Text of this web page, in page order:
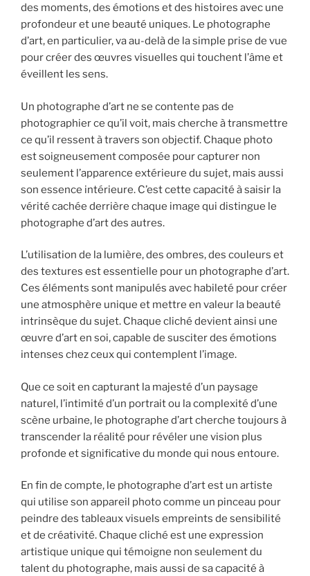
des moments, des émotions et des histoires avec une
profondeur et une beauté uniques. Le photographe
d’art, en particulier, va au-delà de la simple prise de vue
pour créer des œuvres visuelles qui touchent l’âme et
éveillent les sens.
Un photographe d’art ne se contente pas de
photographier ce qu’il voit, mais cherche à transmettre
ce qu’il ressent à travers son objectif. Chaque photo
est soigneusement composée pour capturer non
seulement l’apparence extérieure du sujet, mais aussi
son essence intérieure. C’est cette capacité à saisir la
vérité cachée derrière chaque image qui distingue le
photographe d’art des autres.
L’utilisation de la lumière, des ombres, des couleurs et
des textures est essentielle pour un photographe d’art.
Ces éléments sont manipulés avec habileté pour créer
une atmosphère unique et mettre en valeur la beauté
intrinsèque du sujet. Chaque cliché devient ainsi une
œuvre d’art en soi, capable de susciter des émotions
intenses chez ceux qui contemplent l’image.
Que ce soit en capturant la majesté d’un paysage
naturel, l’intimité d’un portrait ou la complexité d’une
scène urbaine, le photographe d’art cherche toujours à
transcender la réalité pour révéler une vision plus
profonde et significative du monde qui nous entoure.
En fin de compte, le photographe d’art est un artiste
qui utilise son appareil photo comme un pinceau pour
peindre des tableaux visuels empreints de sensibilité
et de créativité. Chaque cliché est une expression
artistique unique qui témoigne non seulement du
talent du photographe, mais aussi de sa capacité à